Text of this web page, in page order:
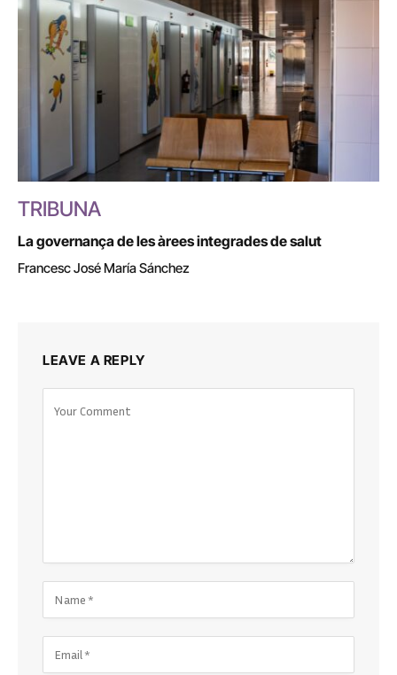
TRIBUNA
La governança de les àrees integrades de salut
Francesc José María Sánchez
LEAVE A REPLY